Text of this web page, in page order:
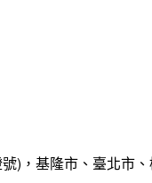
)，基隆市、臺北市